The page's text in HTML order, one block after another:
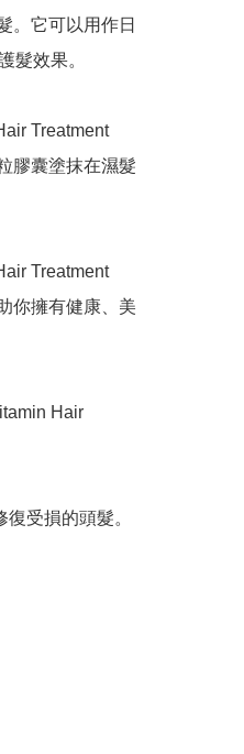
。它可以用作日
髮效果。
Treatment
膠囊塗抹在濕髮
Treatment
你擁有健康、美
Hair
受損的頭髮。